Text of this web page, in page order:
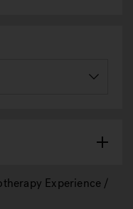
Experience /